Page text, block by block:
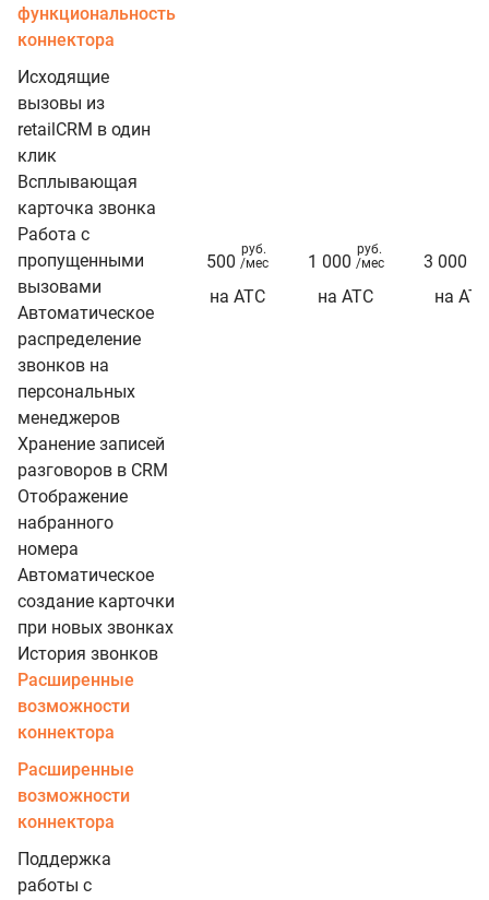
функциональность
коннектора
Исходящие
вызовы из
retailCRM в один
клик
Всплывающая
карточка звонка
Работа с
пропущенными
вызовами
Автоматическое
распределение
звонков на
персональных
менеджеров
Хранение записей
разговоров в CRM
Отображение
набранного
номера
Автоматическое
создание карточки
при новых звонках
История звонков
500
руб.
/мес
на АТС
1 000
руб.
/мес
на АТС
3 000
на АТС
Расширенные
возможности
коннектора
Расширенные
возможности
коннектора
Поддержка
работы с